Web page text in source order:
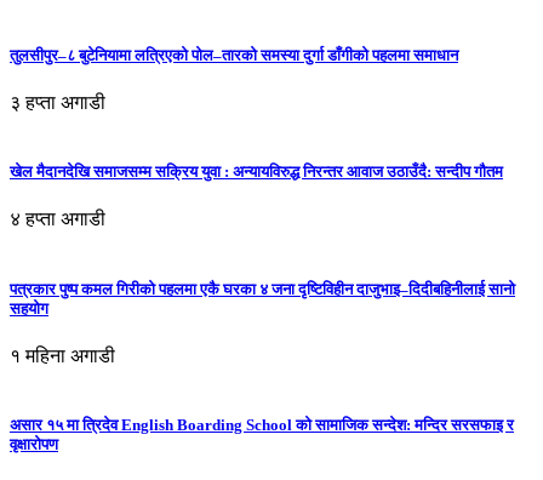
तुलसीपुर–८ बुटेनियामा लत्रिएको पोल–तारको समस्या दुर्गा डाँगीको पहलमा समाधान
३ हप्ता अगाडी
खेल मैदानदेखि समाजसम्म सक्रिय युवा : अन्यायविरुद्ध निरन्तर आवाज उठाउँदै: सन्दीप गौतम
४ हप्ता अगाडी
पत्रकार पुष्प कमल गिरीको पहलमा एकै घरका ४ जना दृष्टिविहीन दाजुभाइ–दिदीबहिनीलाई सानो
सहयोग
१ महिना अगाडी
असार १५ मा त्रिदेव English Boarding School को सामाजिक सन्देश: मन्दिर सरसफाइ र
वृक्षारोपण